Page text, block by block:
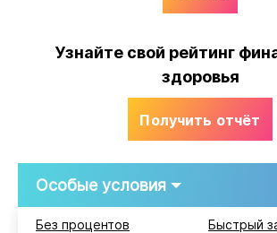
Узнайте свой рейтинг
здоровья
Получить отчёт
Особые условия
Без процентов
Быстрый